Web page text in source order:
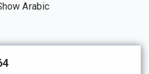
Arabic